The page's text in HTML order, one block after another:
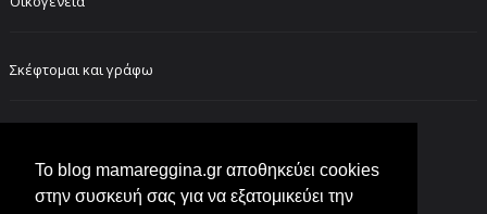
Το blog mamareggina.gr αποθηκεύει cookies
στην συσκευή σας για να εξατομικεύει την
Σκέφτομαι και γράφω